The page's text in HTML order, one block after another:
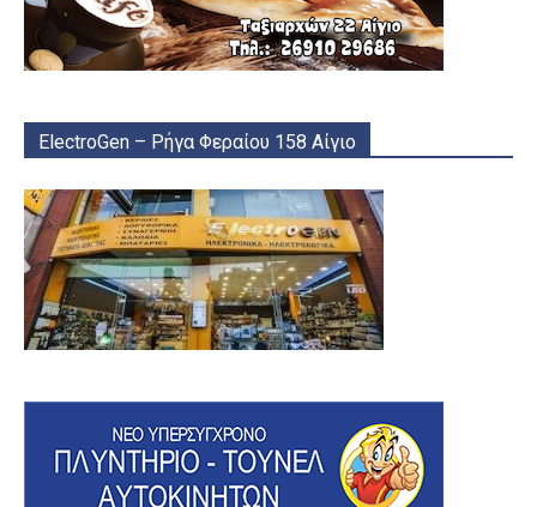
ElectroGen – Ρήγα Φεραίου 158 Αίγιο